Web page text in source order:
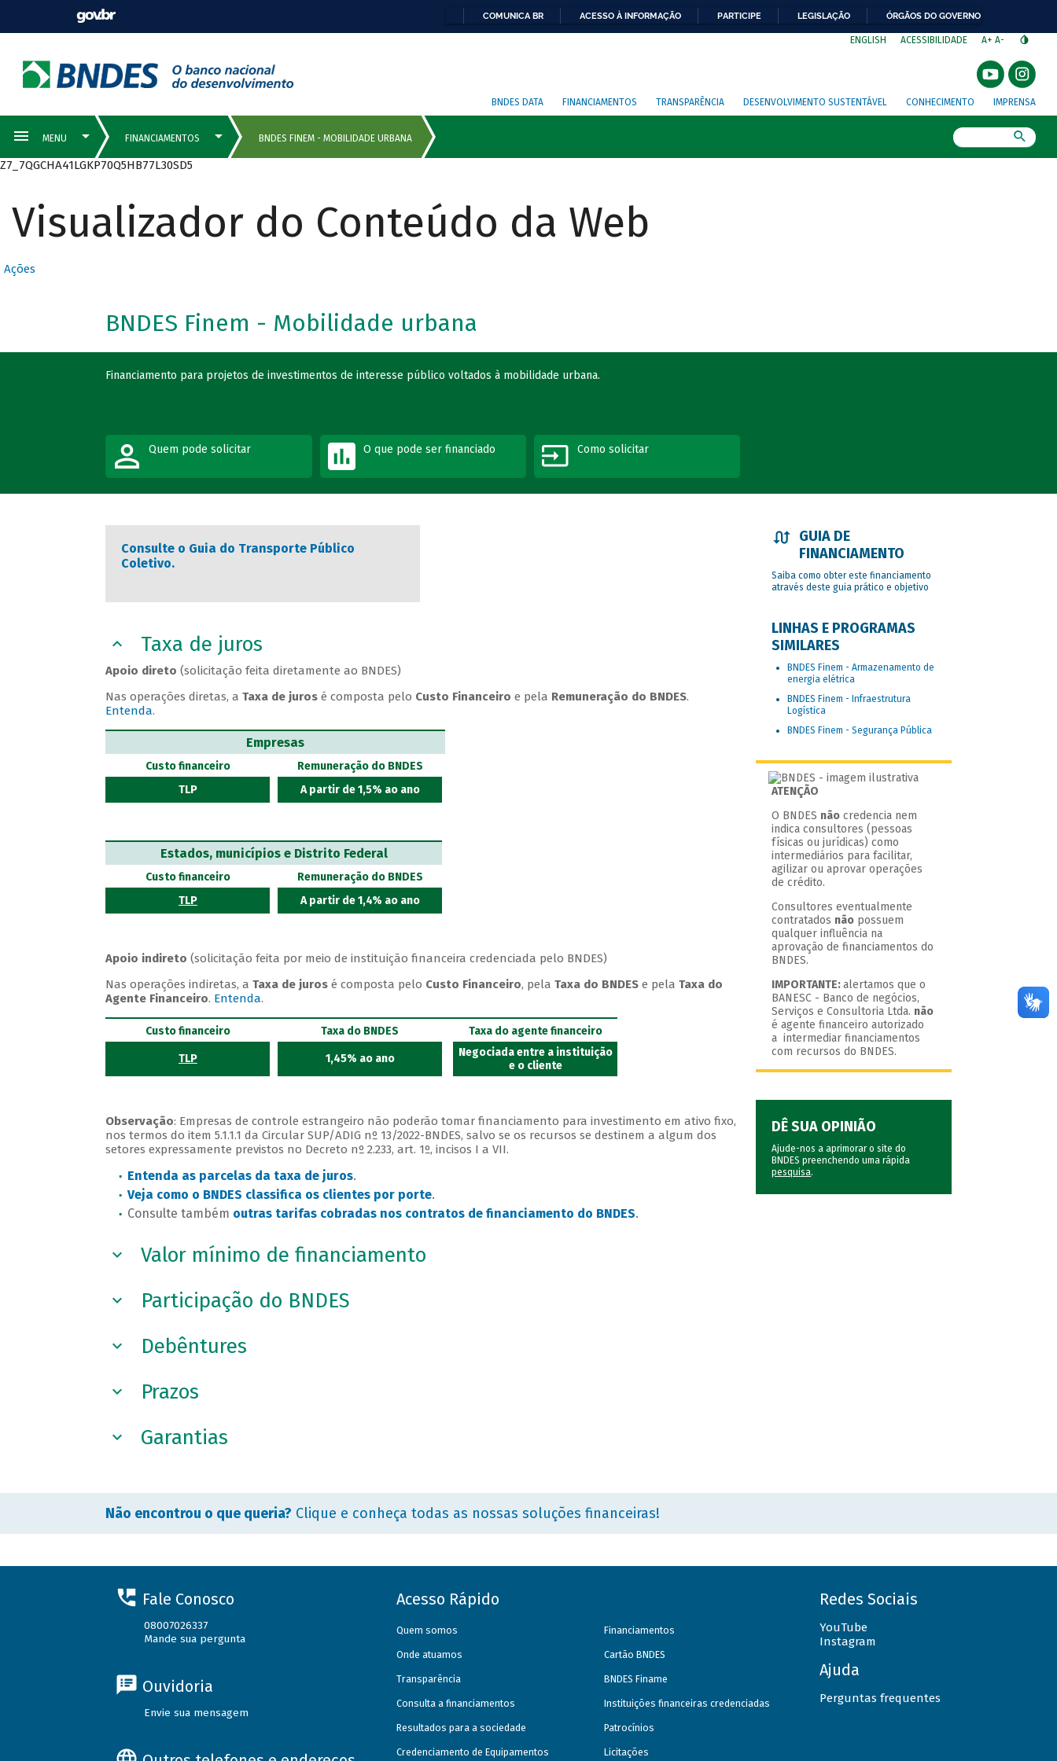
COMUNICA BR ACESSO À INFORMAÇÃO PARTICIPE LEGISLAÇÃO ÓRGÃOS DO GOVERNO
ENGLISH ACESSIBILIDADE A+ A-
BNDES DATA FINANCIAMENTOS TRANSPARÊNCIA DESENVOLVIMENTO SUSTENTÁVEL CONHECIMENTO IMPRENSA
Z7_7QGCHA41LGKP70Q5HB77L30SD5
Visualizador do Conteúdo da Web
Ações
BNDES Finem - Mobilidade urbana
Financiamento para projetos de investimentos de interesse público voltados à mobilidade urbana.
Quem pode solicitar O que pode ser financiado Como solicitar
Consulte o Guia do Transporte Público
Coletivo.
Taxa de juros
Apoio direto(solicitação feita diretamente ao BNDES)
Nas operações diretas, aTaxa de juros é composta pelo Custo Financeiro e pela Remuneração do BNDES.
Entenda.
Empresas
Custo financeiro
TLP
Remuneração do BNDES
A partir de 1,5% ao ano
Estados, municípios e Distrito Federal
Custo financeiro
TLP
Remuneração do BNDES
A partir de 1,4% ao ano
Apoio indireto(solicitação feita por meio de instituição financeira credenciada pelo BNDES)
Nas operações indiretas, aTaxa de juros é composta pelo Custo Financeiro, pelaTaxa do BNDES e pelaTaxa do
Agente Financeiro. Entenda.
Custo financeiro
TLP
Taxa do BNDES
1,45% ao ano
Taxa do agente financeiro
Negociada entre a instituição
e o cliente
Observação: Empresas de controle estrangeiro não poderão tomar financiamento para investimento em ativo fixo,
nos termos do item 5.1.1.1 da Circular SUP/ADIG nº 13/2022-BNDES, salvo se os recursos se destinem a algum dos
setores expressamente previstos no Decreto nº 2.233, art. 1º, incisos I a VII.
Entenda as parcelas da taxa de juros.
Veja como o BNDES classifica os clientes por porte.
Consulte também outras tarifas cobradas nos contratos de financiamento do BNDES.
Valor mínimo de financiamento
Participação do BNDES
Debêntures
Prazos
Garantias
GUIA DE
FINANCIAMENTO
Saiba como obter este financiamento
através deste guia prático e objetivo
LINHAS E PROGRAMAS
SIMILARES
BNDES Finem - Armazenamento de
energia elétrica
BNDES Finem - Infraestrutura
Logística
BNDES Finem - Segurança Pública
ATENÇÃO
O BNDES não credencia nem
indica consultores (pessoas
físicas ou jurídicas) como
intermediários para facilitar,
agilizar ou aprovar operações
de crédito.
Consultores eventualmente
contratados não possuem
qualquer influência na
aprovação de financiamentos do
BNDES.
IMPORTANTE:alertamos que o
BANESC - Banco de negócios,
Serviços e Consultoria Ltda. não
é agente financeiro autorizado
a intermediar financiamentos
com recursos do BNDES.
DÊ SUA OPINIÃO
Ajude-nos a aprimorar o site do
BNDES preenchendo uma rápida
pesquisa.
Não encontrou o que queria? Clique e conheça todas as nossas soluções financeiras!
Fale Conosco
08007026337
Mande sua pergunta
Ouvidoria
Envie sua mensagem
Acesso Rápido
Quem somos
Onde atuamos
Transparência
Consulta a financiamentos
Resultados para a sociedade
Credenciamento de Equipamentos
Financiamentos
Cartão BNDES
BNDES Finame
Instituições financeiras credenciadas
Patrocínios
Licitações
Redes Sociais
YouTube
Instagram
Ajuda
Perguntas frequentes